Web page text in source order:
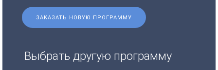
ЗАКАЗАТЬ НОВУЮ ПРОГРАММУ
Выбрать другую программу